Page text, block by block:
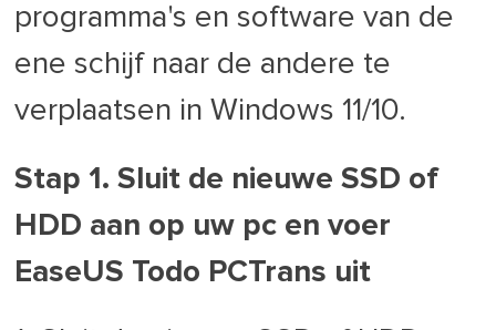
programma's en software van de
ene schijf naar de andere te
verplaatsen in Windows 11/10.
Stap 1. Sluit de nieuwe SSD of
HDD aan op uw pc en voer
EaseUS Todo PCTrans uit